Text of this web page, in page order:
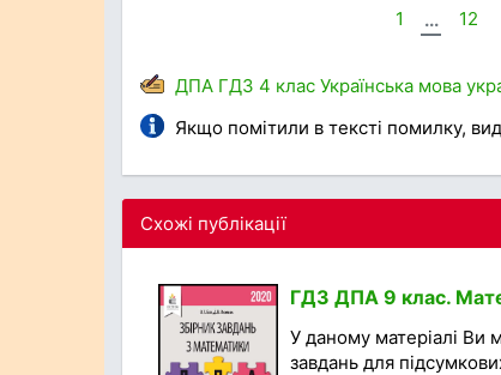
1 ... 12
ДПА ГДЗ 4 клас Українська мова
Якщо помітили в тексті помилку,
Схожі публікації
ГДЗ ДПА 9 клас.
У даному матеріалі Ви
завдань для